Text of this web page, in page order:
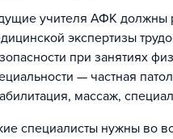
учителя АФК должны
экспертизы
при занятиях
— частная
массаж,
специалисты нужны во